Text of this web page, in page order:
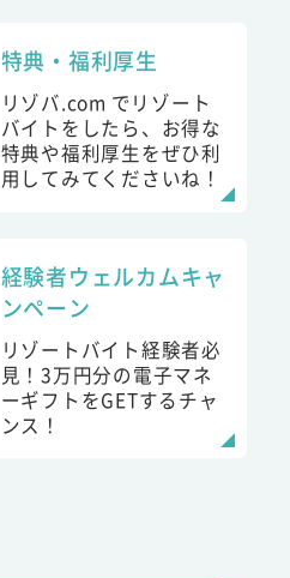
特典・福利厚生
リゾバ.com でリゾート
バイトをしたら、お得な
特典や福利厚生をぜひ利
用してみてくださいね！
経験者ウェルカムキャ
ンペーン
リゾートバイト経験者必
見！3万円分の電子マネ
ーギフトをGETするチャ
ンス！